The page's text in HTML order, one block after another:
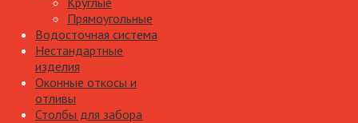
Прямоугольные
Водосточная система
Нестандартные
изделия
Оконные откосы и
отливы
Столбы для забора